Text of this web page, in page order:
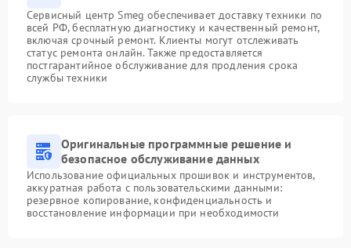
Сервисный центр Smeg обеспечивает доставку техники по
всей РФ, бесплатную диагностику и качественный ремонт,
включая срочный ремонт. Клиенты могут отслеживать
статус ремонта онлайн. Также предоставляется
постгарантийное обслуживание для продления срока
службы техники
Оригинальные программные решение и
безопасное обслуживание данных
Использование официальных прошивок и инструментов,
аккуратная работа с пользовательскими данными:
резервное копирование, конфиденциальность и
восстановление информации при необходимости